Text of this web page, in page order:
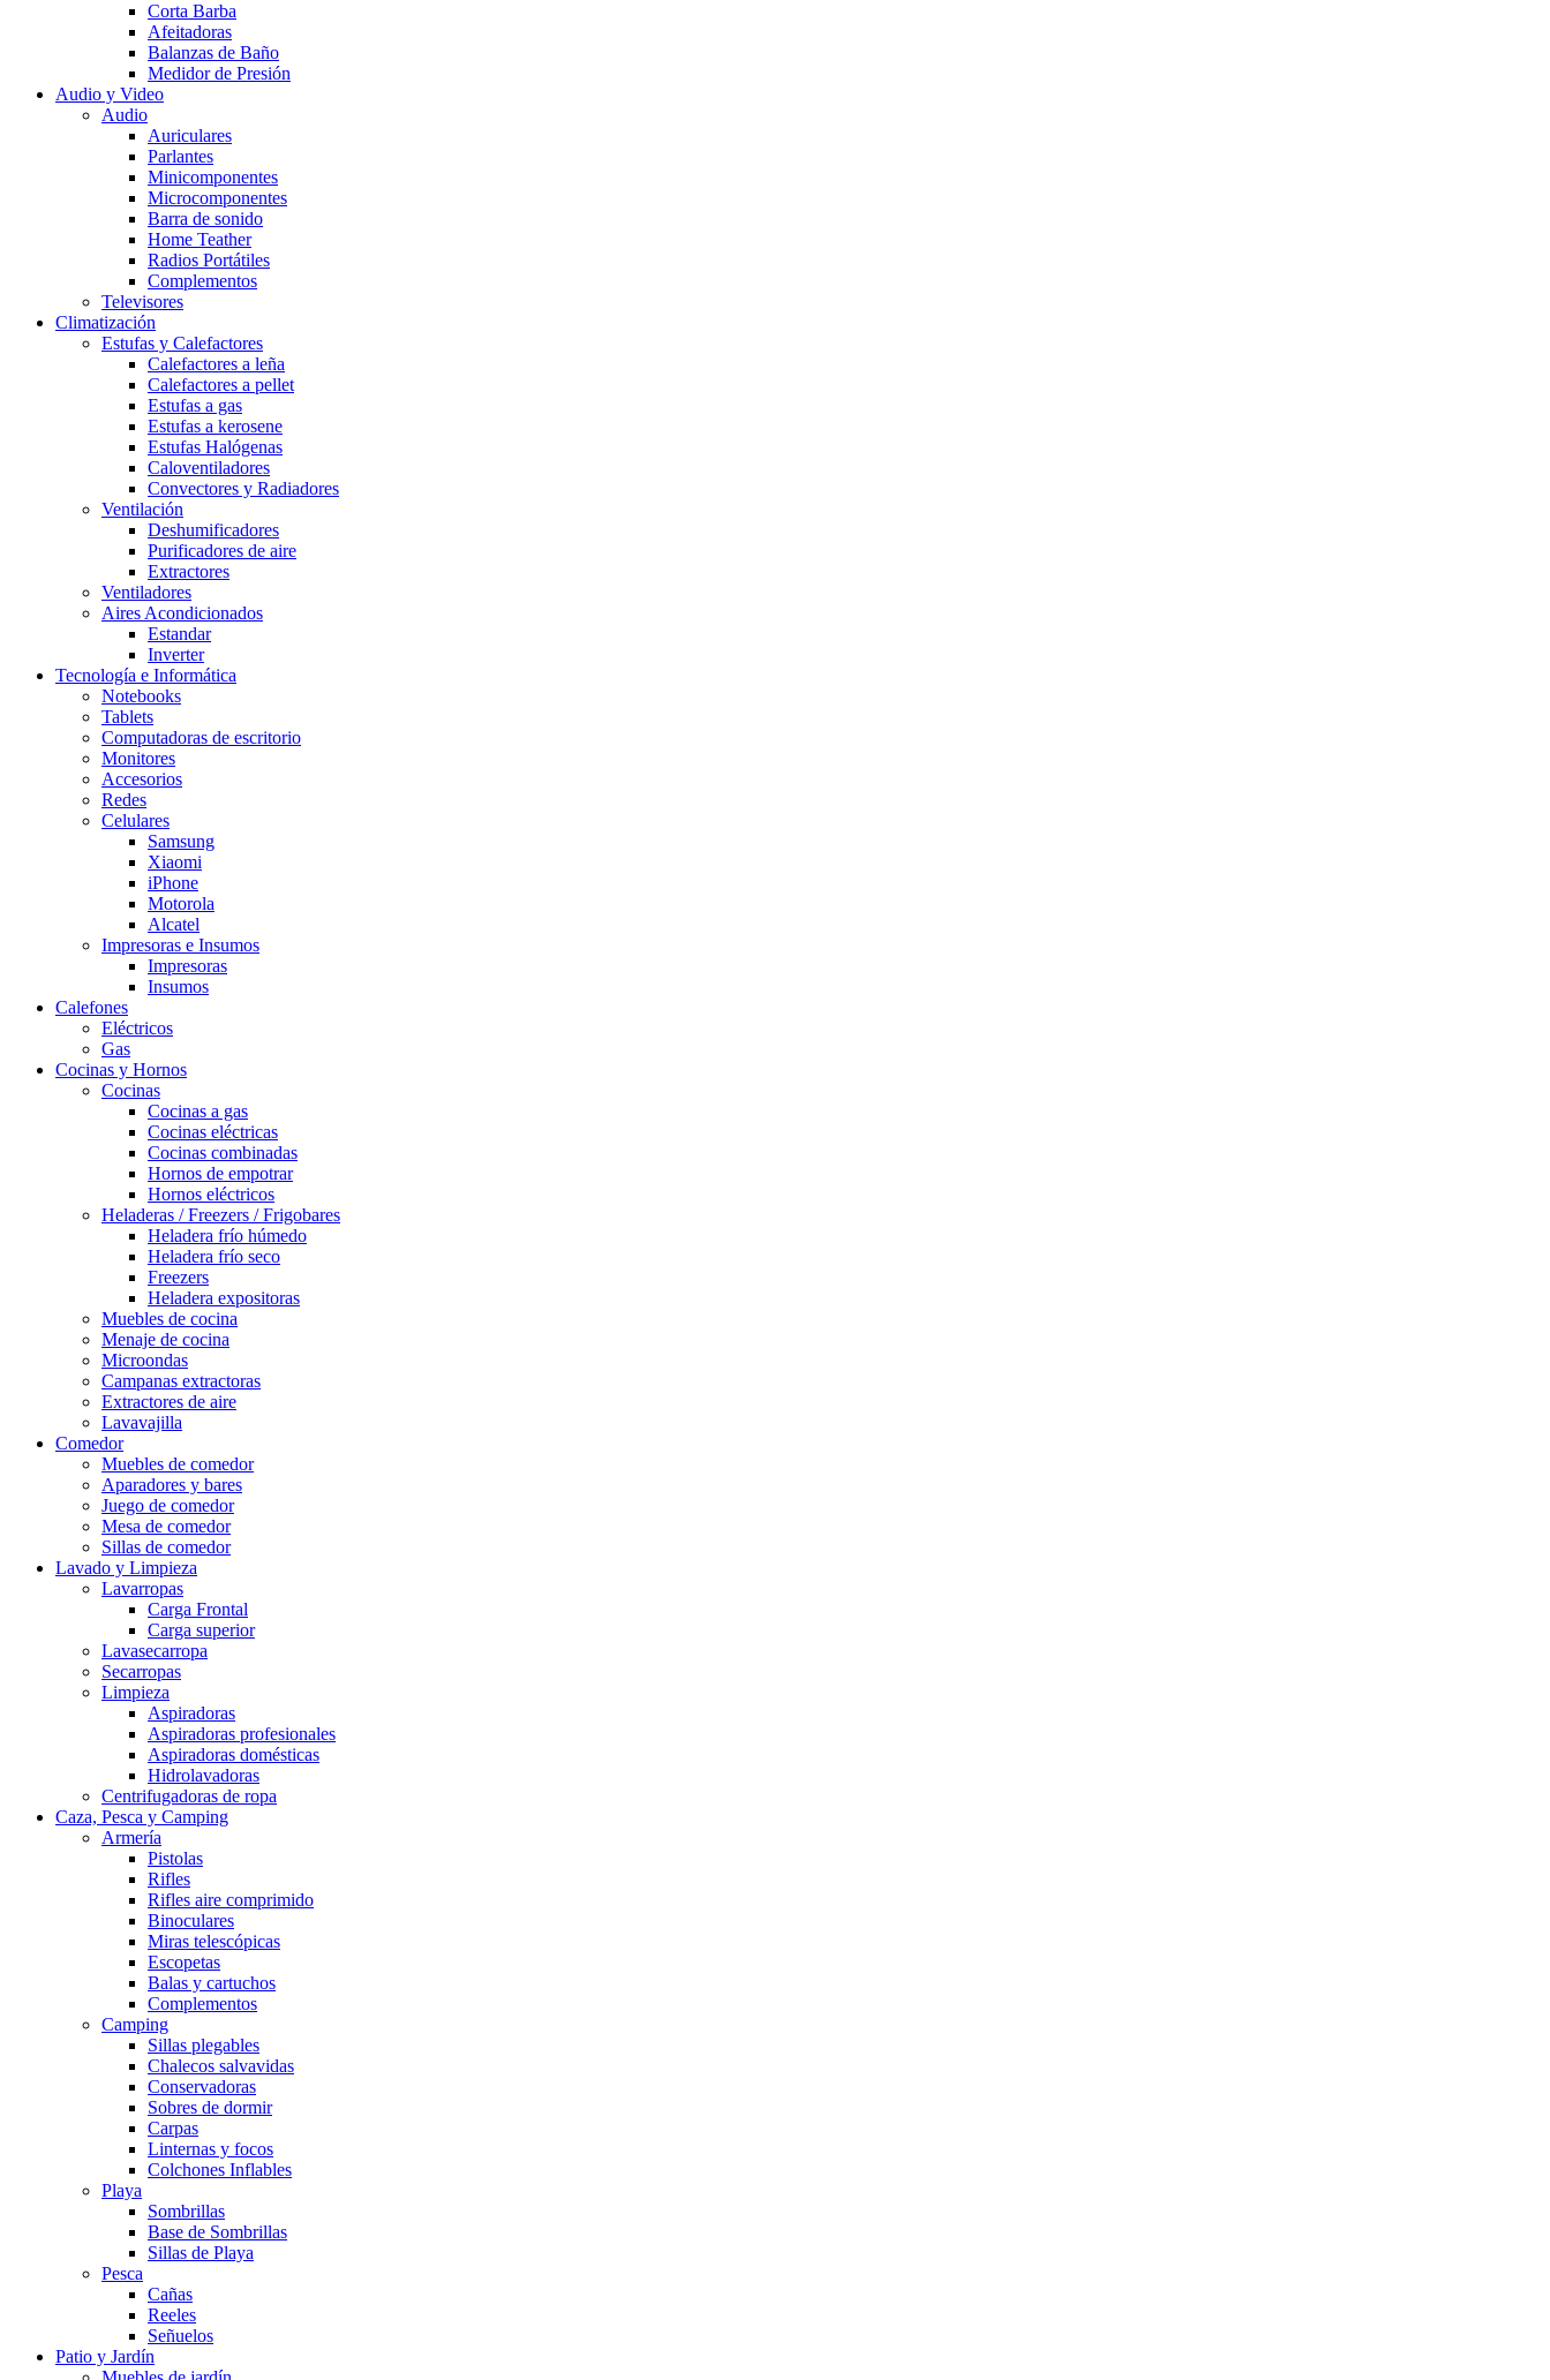
Corta Barba
Afeitadoras
Balanzas de Baño
Medidor de Presión
Audio y Video
Audio
Auriculares
Parlantes
Minicomponentes
Microcomponentes
Barra de sonido
Home Teather
Radios Portátiles
Complementos
Televisores
Climatización
Estufas y Calefactores
Calefactores a leña
Calefactores a pellet
Estufas a gas
Estufas a kerosene
Estufas Halógenas
Caloventiladores
Convectores y Radiadores
Ventilación
Deshumificadores
Purificadores de aire
Extractores
Ventiladores
Aires Acondicionados
Estandar
Inverter
Tecnología e Informática
Notebooks
Tablets
Computadoras de escritorio
Monitores
Accesorios
Redes
Celulares
Samsung
Xiaomi
iPhone
Motorola
Alcatel
Impresoras e Insumos
Impresoras
Insumos
Calefones
Eléctricos
Gas
Cocinas y Hornos
Cocinas
Cocinas a gas
Cocinas eléctricas
Cocinas combinadas
Hornos de empotrar
Hornos eléctricos
Heladeras / Freezers / Frigobares
Heladera frío húmedo
Heladera frío seco
Freezers
Heladera expositoras
Muebles de cocina
Menaje de cocina
Microondas
Campanas extractoras
Extractores de aire
Lavavajilla
Comedor
Muebles de comedor
Aparadores y bares
Juego de comedor
Mesa de comedor
Sillas de comedor
Lavado y Limpieza
Lavarropas
Carga Frontal
Carga superior
Lavasecarropa
Secarropas
Limpieza
Aspiradoras
Aspiradoras profesionales
Aspiradoras domésticas
Hidrolavadoras
Centrifugadoras de ropa
Caza, Pesca y Camping
Armería
Pistolas
Rifles
Rifles aire comprimido
Binoculares
Miras telescópicas
Escopetas
Balas y cartuchos
Complementos
Camping
Sillas plegables
Chalecos salvavidas
Conservadoras
Sobres de dormir
Carpas
Linternas y focos
Colchones Inflables
Playa
Sombrillas
Base de Sombrillas
Sillas de Playa
Pesca
Cañas
Reeles
Señuelos
Patio y Jardín